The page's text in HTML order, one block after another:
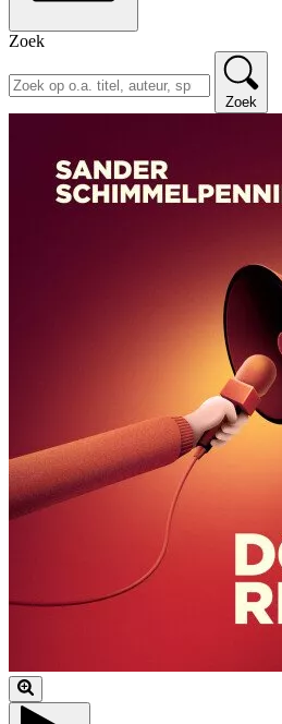
Zoek
Zoek